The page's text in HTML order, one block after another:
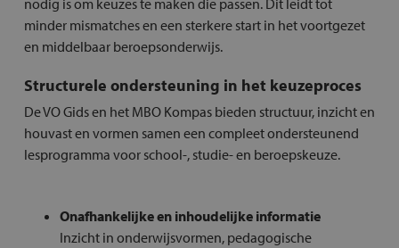
minder mismatches en een sterkere start in het voortgezet
en middelbaar beroepsonderwijs.
Structurele ondersteuning in het keuzeproces
De VO Gids en het MBO Kompas bieden structuur, inzicht en
houvast en vormen samen een compleet ondersteunend
lesprogramma voor school-, studie- en beroepskeuze.
Onafhankelijke en inhoudelijke informatie
Inzicht in onderwijsvormen, pedagogische